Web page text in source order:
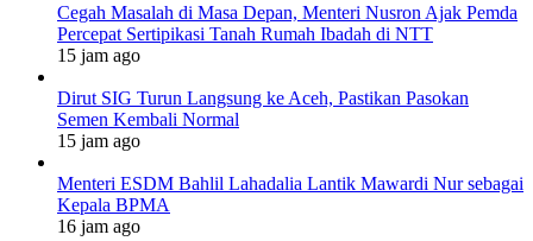
Cegah Masalah di Masa Depan, Menteri Nusron Ajak Pemda
Percepat Sertipikasi Tanah Rumah Ibadah di NTT
15 jam ago
Dirut SIG Turun Langsung ke Aceh, Pastikan Pasokan
Semen Kembali Normal
15 jam ago
Menteri ESDM Bahlil Lahadalia Lantik Mawardi Nur sebagai
Kepala BPMA
16 jam ago